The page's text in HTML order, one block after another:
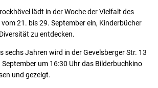
lädt in der Woche der Vielfalt des
vom 21. bis 29. September ein, Kinderbücher
zu entdecken.
sechs Jahren wird in der Gevelsberger Str. 13
um 16:30 Uhr das Bilderbuchkino
und gezeigt.